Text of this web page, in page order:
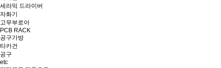
세라믹 드라이버
자화기
고무부로아
PCB RACK
공구가방
타카건
공구
etc